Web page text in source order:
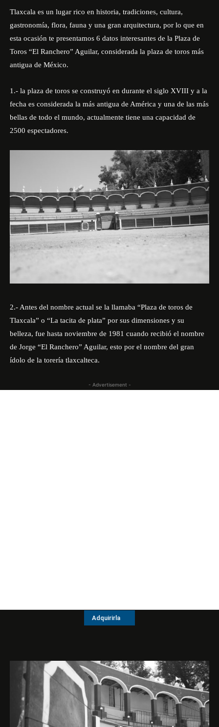
Tlaxcala es un lugar rico en historia, tradiciones, cultura,
gastronomía, flora, fauna y una gran arquitectura, por lo que en
esta ocasión te presentamos 6 datos interesantes de la Plaza de
Toros “El Ranchero” Aguilar, considerada la plaza de toros más
antigua de México.
1.- la plaza de toros se construyó en durante el siglo XVIII y a la
fecha es considerada la más antigua de América y una de las más
bellas de todo el mundo, actualmente tiene una capacidad de
2500 espectadores.
2.- Antes del nombre actual se la llamaba “Plaza de toros de
Tlaxcala” o “La tacita de plata” por sus dimensiones y su
belleza, fue hasta noviembre de 1981 cuando recibió el nombre
de Jorge “El Ranchero” Aguilar, esto por el nombre del gran
ídolo de la torería tlaxcalteca.
- Advertisement -
Adquirirla